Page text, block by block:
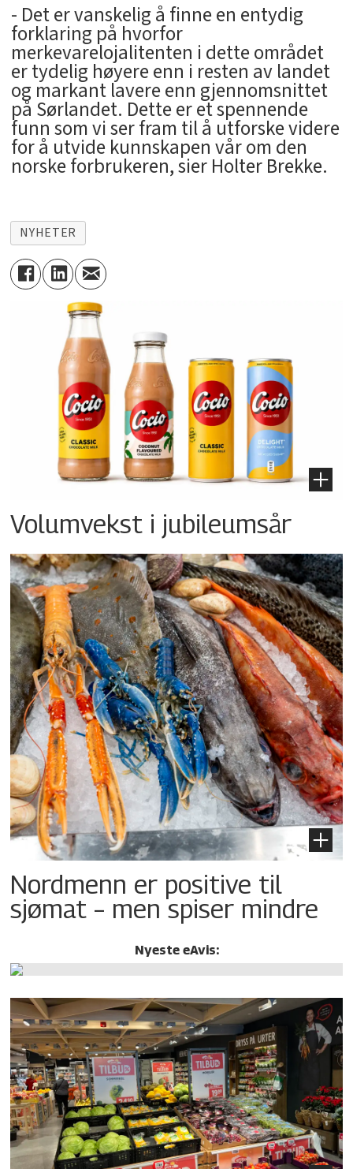
- Det er vanskelig å finne en entydig
forklaring på hvorfor
merkevarelojalitenten i dette området
er tydelig høyere enn i resten av landet
og markant lavere enn gjennomsnittet
på Sørlandet. Dette er et spennende
funn som vi ser fram til å utforske videre
for å utvide kunnskapen vår om den
norske forbrukeren, sier Holter Brekke.
NYHETER
Volumvekst i jubileumsår
Nordmenn er positive til
sjømat – men spiser mindre
Nyeste eAvis: